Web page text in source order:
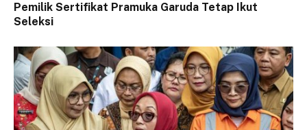
Pemilik Sertifikat Pramuka Garuda Tetap Ikut
Seleksi